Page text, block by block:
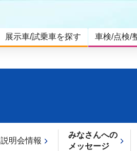
展示車/試乗車を探す 車検/点検/
説明会情報
みなさんへの
メッセージ